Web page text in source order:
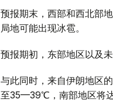
预报期末，西部和西北部
局地可能出现冰雹。
预报期初，东部地区以及
与此同时，来自伊朗地区
至35—39℃，南部地区将